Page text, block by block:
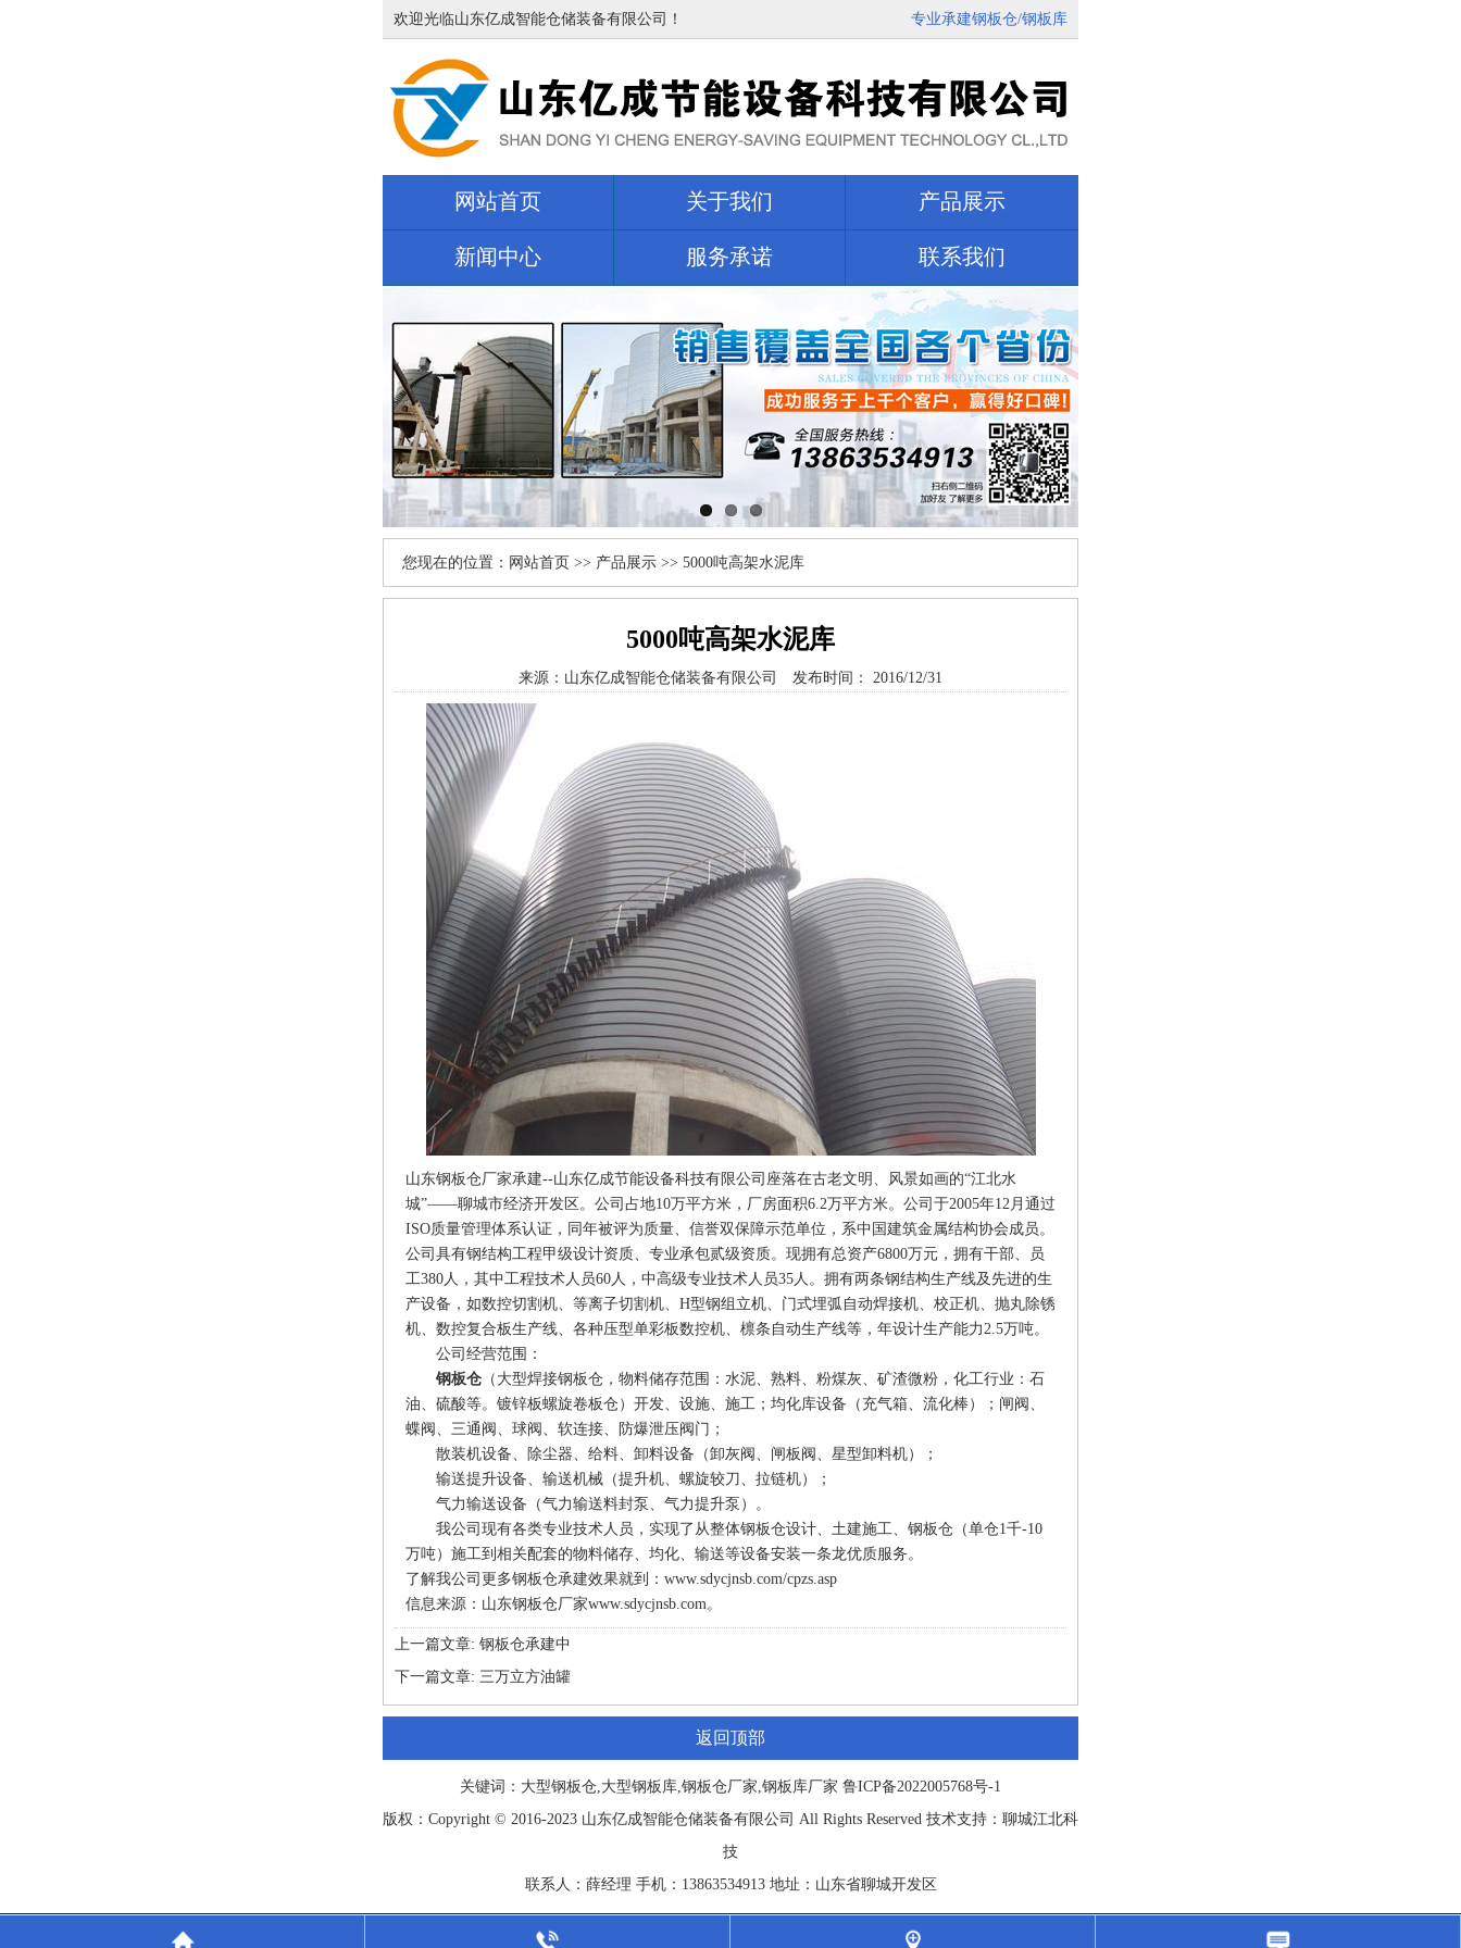
欢迎光临山东亿成智能仓储装备有限公司！ 专业承建钢板仓/钢板库
网站首页 关于我们 产品展示
新闻中心 服务承诺 联系我们
您现在的位置： 网站首页 >> 产品展示 >> 5000吨高架水泥库
5000吨高架水泥库
来源： 山东亿成智能仓储装备有限公司 发布时间： 2016/12/31
山东钢板仓厂家承建--山东亿成节能设备科技有限公司座落在古老文明、风景如画的“江北水
城”——聊城市经济开发区。公司占地10万平方米，厂房面积6.2万平方米。公司于2005年12月通过
ISO质量管理体系认证，同年被评为质量、信誉双保障示范单位，系中国建筑金属结构协会成员。
公司具有钢结构工程甲级设计资质、专业承包贰级资质。现拥有总资产6800万元，拥有干部、员
工380人，其中工程技术人员60人，中高级专业技术人员35人。拥有两条钢结构生产线及先进的生
产设备，如数控切割机、等离子切割机、H型钢组立机、门式埋弧自动焊接机、校正机、抛丸除锈
机、数控复合板生产线、各种压型单彩板数控机、檩条自动生产线等，年设计生产能力2.5万吨。
公司经营范围：
钢板仓 （大型焊接钢板仓，物料储存范围：水泥、熟料、粉煤灰、矿渣微粉，化工行业：石
油、硫酸等。镀锌板螺旋卷板仓）开发、设施、施工；均化库设备（充气箱、流化棒）；闸阀、
蝶阀、三通阀、球阀、软连接、防爆泄压阀门；
散装机设备、除尘器、给料、卸料设备（卸灰阀、闸板阀、星型卸料机）；
输送提升设备、输送机械（提升机、螺旋较刀、拉链机）；
气力输送设备（气力输送料封泵、气力提升泵）。
我公司现有各类专业技术人员，实现了从整体钢板仓设计、土建施工、钢板仓（单仓1千-10
万吨）施工到相关配套的物料储存、均化、输送等设备安装一条龙优质服务。
了解我公司更多钢板仓承建效果就到： www.sdycjnsb.com/cpzs.asp
信息来源：山东钢板仓厂家www.sdycjnsb.com。
上一篇文章: 钢板仓承建中
下一篇文章: 三万立方油罐
返回顶部
关键词：大型钢板仓,大型钢板库,钢板仓厂家,钢板库厂家 鲁ICP备2022005768号-1
版权：Copyright © 2016-2023 山东亿成智能仓储装备有限公司 All Rights Reserved 技术支持：聊城江北科
技
联系人：薛经理 手机：13863534913 地址：山东省聊城开发区